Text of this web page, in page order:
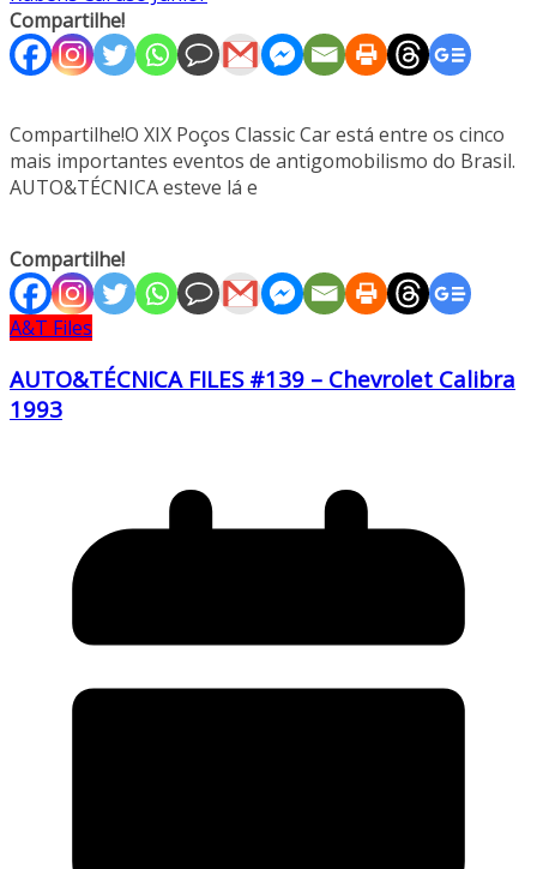
Compartilhe!
Compartilhe!O XIX Poços Classic Car está entre os cinco
mais importantes eventos de antigomobilismo do Brasil.
AUTO&TÉCNICA esteve lá e
Compartilhe!
A&T Files
AUTO&TÉCNICA FILES #139 – Chevrolet Calibra
1993